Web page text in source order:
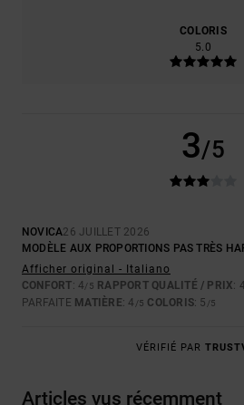
COLORIS
5.0
3/5
NOVICA26 JUILLET 2026
MODÈLE AUX PROPORTIONS PAS TRÈS
Afficher original - Italiano
CONFORT: 4/5 RAPPORT QUALITÉ / PRIX: 4
PARFAITE MATIÈRE: 4 /5 COLORIS: 5 /5
VÉRIFIÉ PAR
Articles vus récemment